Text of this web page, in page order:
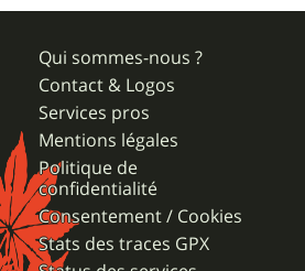
Qui sommes-nous ?
Contact & Logos
Services pros
Mentions légales
Politique de
confidentialité
Consentement / Cookies
Stats des traces GPX